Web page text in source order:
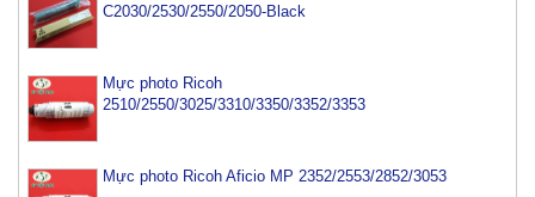
C2030/2530/2550/2050-Black
Mực photo Ricoh
2510/2550/3025/3310/3350/3352/3353
Mực photo Ricoh Aficio MP 2352/2553/2852/3053